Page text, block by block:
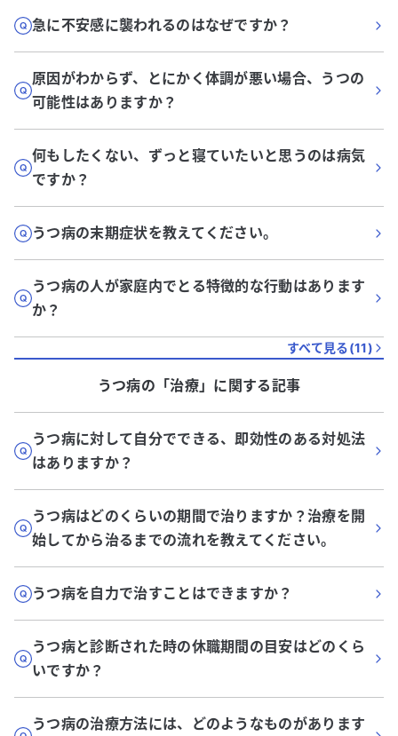
急に不安感に襲われるのはなぜですか？
原因がわからず、とにかく体調が悪い場合、うつの
可能性はありますか？
何もしたくない、ずっと寝ていたいと思うのは病気
ですか？
うつ病の末期症状を教えてください。
うつ病の人が家庭内でとる特徴的な行動はあります
か？
すべて見る(11)
うつ病の「治療」に関する記事
うつ病に対して自分でできる、即効性のある対処法
はありますか？
うつ病はどのくらいの期間で治りますか？治療を開
始してから治るまでの流れを教えてください。
うつ病を自力で治すことはできますか？
うつ病と診断された時の休職期間の目安はどのくら
いですか？
うつ病の治療方法には、どのようなものがあります